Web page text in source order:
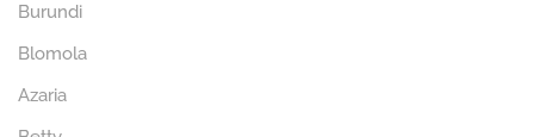
Burundi
Blomola
Azaria